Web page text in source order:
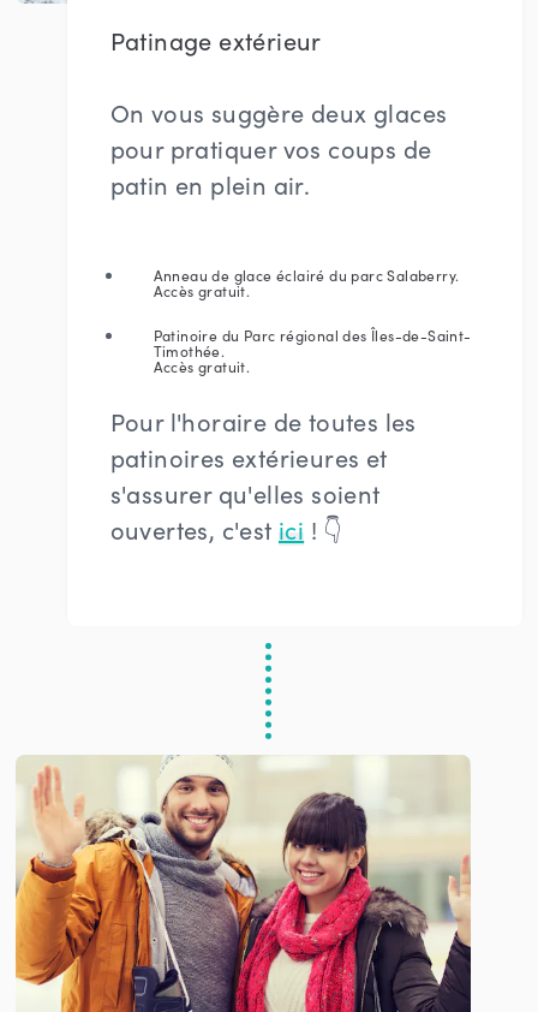
Patinage extérieur
On vous suggère deux glaces
pour pratiquer vos coups de
patin en plein air.
Anneau de glace éclairé du parc Salaberry.
Accès gratuit.
Patinoire du Parc régional des Îles-de-Saint-
Timothée.
Accès gratuit.
Pour l'horaire de toutes les
patinoires extérieures et
s'assurer qu'elles soient
ouvertes, c'est ici ! 👇